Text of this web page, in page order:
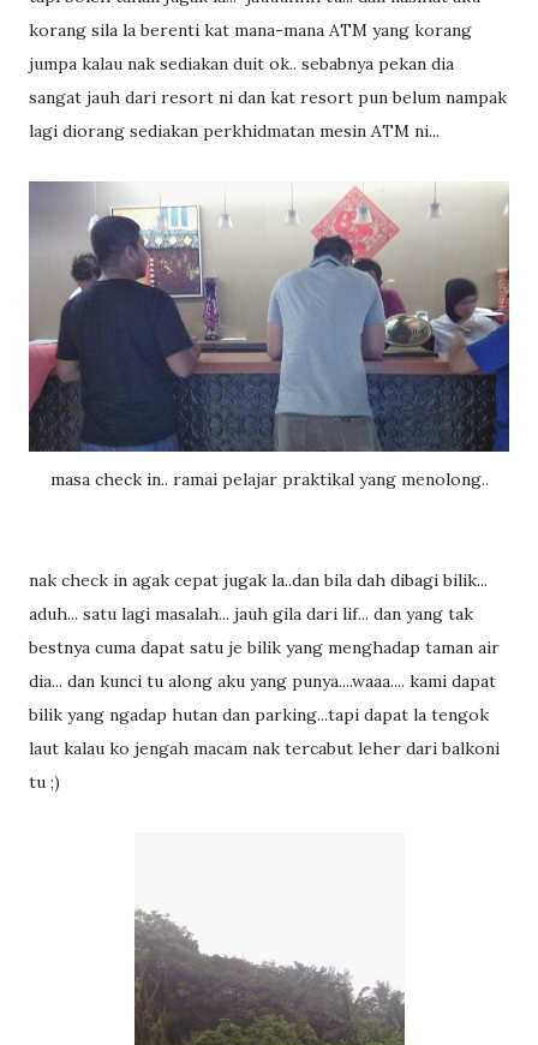
korang sila la berenti kat mana-mana ATM yang korang
jumpa kalau nak sediakan duit ok.. sebabnya pekan dia
sangat jauh dari resort ni dan kat resort pun belum nampak
lagi diorang sediakan perkhidmatan mesin ATM ni...
masa check in.. ramai pelajar praktikal yang menolong..
nak check in agak cepat jugak la..dan bila dah dibagi bilik...
aduh... satu lagi masalah... jauh gila dari lif... dan yang tak
bestnya cuma dapat satu je bilik yang menghadap taman air
dia... dan kunci tu along aku yang punya....waaa.... kami dapat
bilik yang ngadap hutan dan parking...tapi dapat la tengok
laut kalau ko jengah macam nak tercabut leher dari balkoni
tu ;)